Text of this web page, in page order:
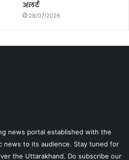
अलर्ट
28/07/2026
news portal established with the
news to its audience. Stay tuned for
the Uttarakhand. Do subscribe our